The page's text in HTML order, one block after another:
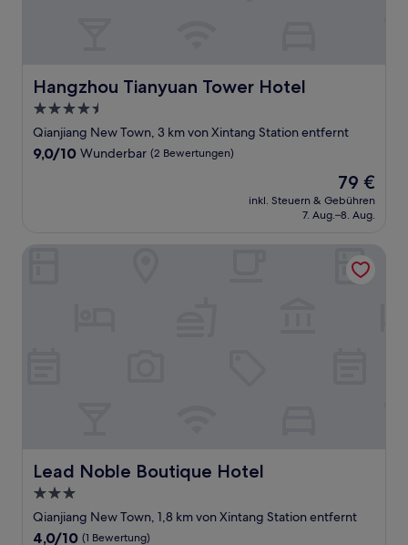
Hangzhou Tianyuan Tower Hotel
Hangzhou Tianyuan Tower Hotel
4.5-
Sterne-
Unterkunft
Qianjiang New Town, 3 km von Xintang Station entfernt
9.0
9,0/10 Wunderbar (2 Bewertungen)
Der
Preis
beträgt
79 €
inkl. Steuern & Gebühren
7. Aug.–8. Aug.
Lead Noble Boutique Hotel
Lead Noble Boutique Hotel
3.0-
Sterne-
Unterkunft
Qianjiang New Town, 1,8 km von Xintang Station entfernt
4.0
4,0/10 (1 Bewertung)